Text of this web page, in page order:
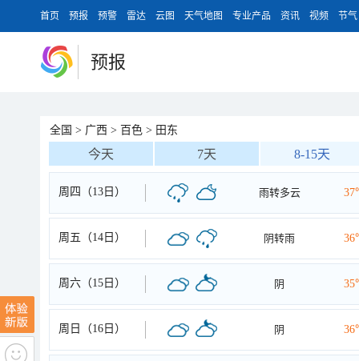
首页 预报 预警 雷达 云图 天气地图 专业产品 资讯 视频 节气
预报
全国 > 广西 > 百色 > 田东
今天 7天 8-15天
周四（13日） 雨转多云
周五（14日） 阴转雨
周六（15日） 阴
周日（16日） 阴